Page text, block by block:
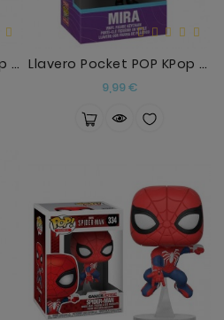
Llavero Pocket POP KPop Demon Hunters Rumi Llavero Pocket POP KPop Demon Hunters Mira
9,99 €Precio